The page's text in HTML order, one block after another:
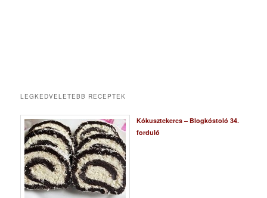
LEGKEDVELETEBB RECEPTEK
Kókusztekercs – Blogkóstoló 34.
forduló